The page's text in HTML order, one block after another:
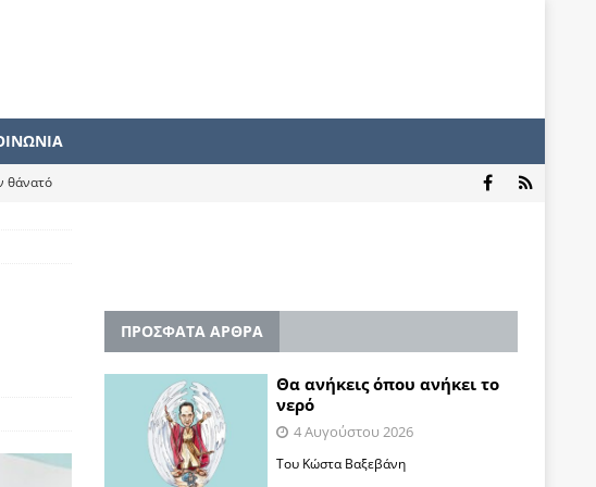
θάνατό
ΠΡΟΣΦΑΤΑ ΑΡΘΡΑ
Θα ανήκεις όπου ανήκει το
νερό
4 Αυγούστου 2026
Του Κώστα Βαξεβάνη